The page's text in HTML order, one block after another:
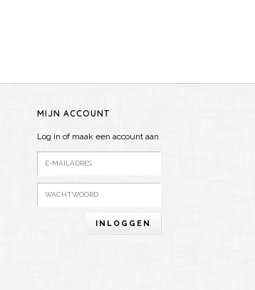
MIJN ACCOUNT
Log in of maak een account aan
INLOGGEN